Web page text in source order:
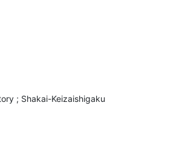
; Shakai-Keizaishigaku